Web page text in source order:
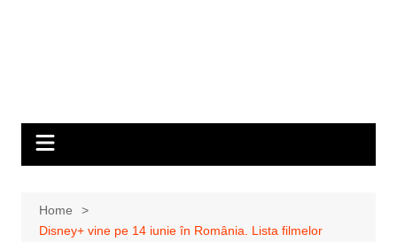
Home
Disney+ vine pe 14 iunie în România. Lista filmelor